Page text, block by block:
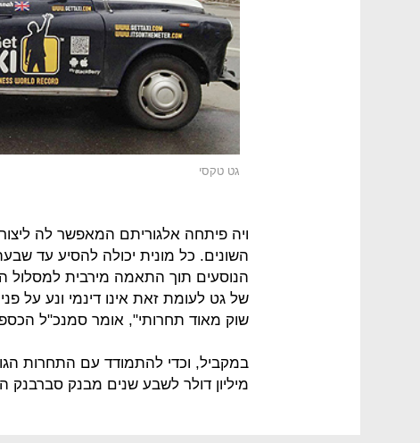
גט טקסי
ויה פיתחה אלגוריתם המאפשר לה
השונים. כל מונית יכולה להסיע עד
הנוסעים תוך התאמה מירבית למסלול
של גט לעומת זאת אינו דינמי ונע על
שוק מאוד תחרותי", אומר סמנכ"ל
מיליון דולר לשבע שנים מבנק סברבנק